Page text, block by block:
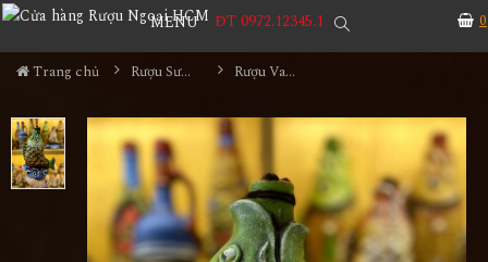
0
MENU ĐT 0972.12345.1
Trang chủ Rượu Sưu Tầm - Nga Rượu Vang Gốm Georgia MS38